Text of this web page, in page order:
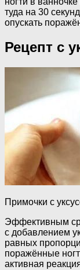
туда на 30
опускать
Рецепт с
Примочки с
Эффективным
с добавлением
равных
поражённые
активная